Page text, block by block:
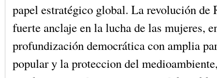
papel estratégico global. La revolución de
fuerte anclaje en la lucha de las mujeres,
profundización democrática con amplia
popular y la proteccion del